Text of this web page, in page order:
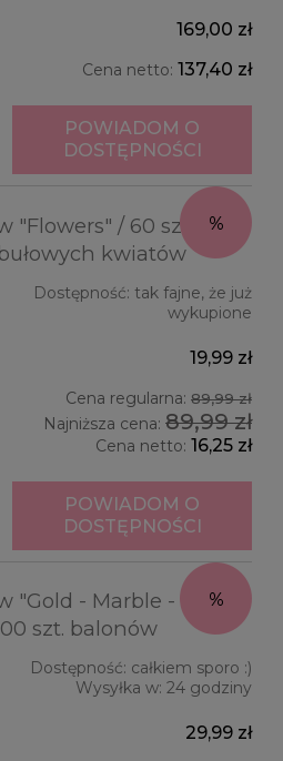
169,00 zł
Cena netto: 137,40 zł
POWIADOM O
DOSTĘPNOŚCI
"Flowers" / 60 szt.
kwiatów
Dostępność: tak fajne, że już
wykupione
19,99 zł
Cena regularna: 89,99 zł
Najniższa cena: 89,99 zł
Cena netto: 16,25 zł
POWIADOM O
DOSTĘPNOŚCI
"Gold - Marble - Navy -
szt. balonów
Dostępność: całkiem sporo :)
Wysyłka w: 24 godziny
29,99 zł